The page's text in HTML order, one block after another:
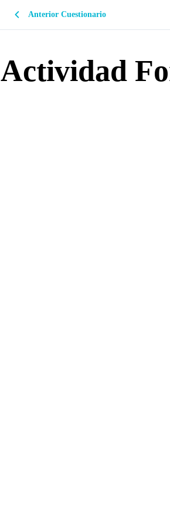
Anterior Cuestionario
Actividad